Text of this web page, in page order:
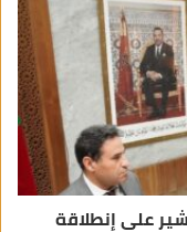
على إنطلاقة